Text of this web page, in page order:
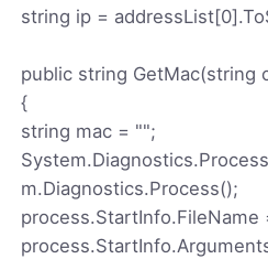
string ip =
public string GetMac(string
{
string mac = "";
m.Diagnostics.Process();
process.StartInfo.FileName